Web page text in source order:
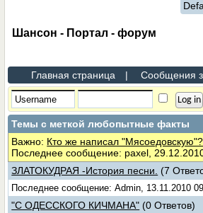
Шансон - Портал - форум
Главная страница | Сообщения
Темы с меткойлюбопытные факты
Важно: Кто же написал "Мясоедовскую"?
Последнее сообщение: paxel,
ЗЛАТОКУДРАЯ -История песни. (7
Последнее сообщение: Admin, 13.11.2010
"С ОДЕССКОГО КИЧМАНА" (0 Ответов)